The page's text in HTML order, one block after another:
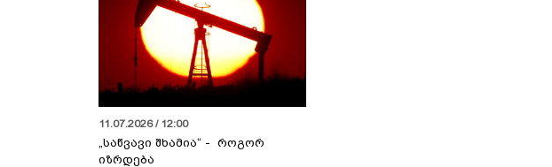
11.07.2026 / 12:00
„საწვავი შხამია“ - როგორ
იზრდება